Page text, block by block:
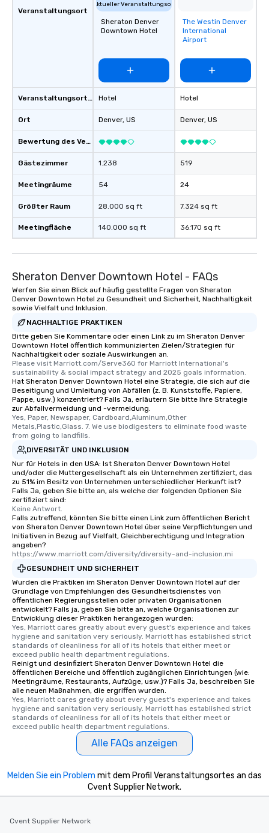
Veranstaltungsort
Veranstaltungsortstyp
Ort
Bewertung des Veranstaltungsortes
Gästezimmer
Meetingräume
Größter Raum
Meetingfläche
Aktueller Veranstaltungsort
Sheraton Denver
Downtown Hotel
Hotel
Denver, US
1.238
54
28.000 sq ft
140.000 sq ft
Removed from
favorites
The Westin Denver
International
Airport
Hotel
Denver, US
519
24
7.324 sq ft
36.170 sq ft
Sheraton Denver Downtown Hotel - FAQs
Werfen Sie einen Blick auf häufig gestellte Fragen von Sheraton
Denver Downtown Hotel zu Gesundheit und Sicherheit, Nachhaltigkeit
sowie Vielfalt und Inklusion.
NACHHALTIGE PRAKTIKEN
Bitte geben Sie Kommentare oder einen Link zu im Sheraton Denver
Downtown Hotel öffentlich kommunizierten Zielen/Strategien für
Nachhaltigkeit oder soziale Auswirkungen an.
Please visit Marriott.com/Serve360 for Marriott International's
sustainability & social impact strategy and 2025 goals information.
Hat Sheraton Denver Downtown Hotel eine Strategie, die sich auf die
Beseitigung und Umleitung von Abfällen (z. B. Kunststoffe, Papiere,
Pappe, usw.) konzentriert? Falls Ja, erläutern Sie bitte Ihre Strategie
zur Abfallvermeidung und -vermeidung.
Yes, Paper, Newspaper, Cardboard,Aluminum,Other
Metals,Plastic,Glass. 7. We use biodigesters to eliminate food waste
from going to landfills.
DIVERSITÄT UND INKLUSION
Nur für Hotels in den USA: Ist Sheraton Denver Downtown Hotel
und/oder die Muttergesellschaft als ein Unternehmen zertifiziert, das
zu 51% im Besitz von Unternehmen unterschiedlicher Herkunft ist?
Falls Ja, geben Sie bitte an, als welche der folgenden Optionen Sie
zertifiziert sind:
Keine Antwort.
Falls zutreffend, könnten Sie bitte einen Link zum öffentlichen Bericht
von Sheraton Denver Downtown Hotel über seine Verpflichtungen und
Initiativen in Bezug auf Vielfalt, Gleichberechtigung und Integration
angeben?
https://www.marriott.com/diversity/diversity-and-inclusion.mi
GESUNDHEIT UND SICHERHEIT
Wurden die Praktiken im Sheraton Denver Downtown Hotel auf der
Grundlage von Empfehlungen des Gesundheitsdienstes von
öffentlichen Regierungsstellen oder privaten Organisationen
entwickelt? Falls ja, geben Sie bitte an, welche Organisationen zur
Entwicklung dieser Praktiken herangezogen wurden:
Yes, Marriott cares greatly about every guest's experience and takes
hygiene and sanitation very seriously. Marriott has established strict
standards of cleanliness for all of its hotels that either meet or
exceed public health department regulations.
Reinigt und desinfiziert Sheraton Denver Downtown Hotel die
öffentlichen Bereiche und öffentlich zugänglichen Einrichtungen (wie:
Meetingräume, Restaurants, Aufzüge, usw.)? Falls Ja, beschreiben Sie
alle neuen Maßnahmen, die ergriffen wurden.
Yes, Marriott cares greatly about every guest's experience and takes
hygiene and sanitation very seriously. Marriott has established strict
standards of cleanliness for all of its hotels that either meet or
exceed public health department regulations.
Alle FAQs anzeigen
Melden Sie ein Problem mit dem Profil Veranstaltungsortes an das
Cvent Supplier Network.
Cvent Supplier Network